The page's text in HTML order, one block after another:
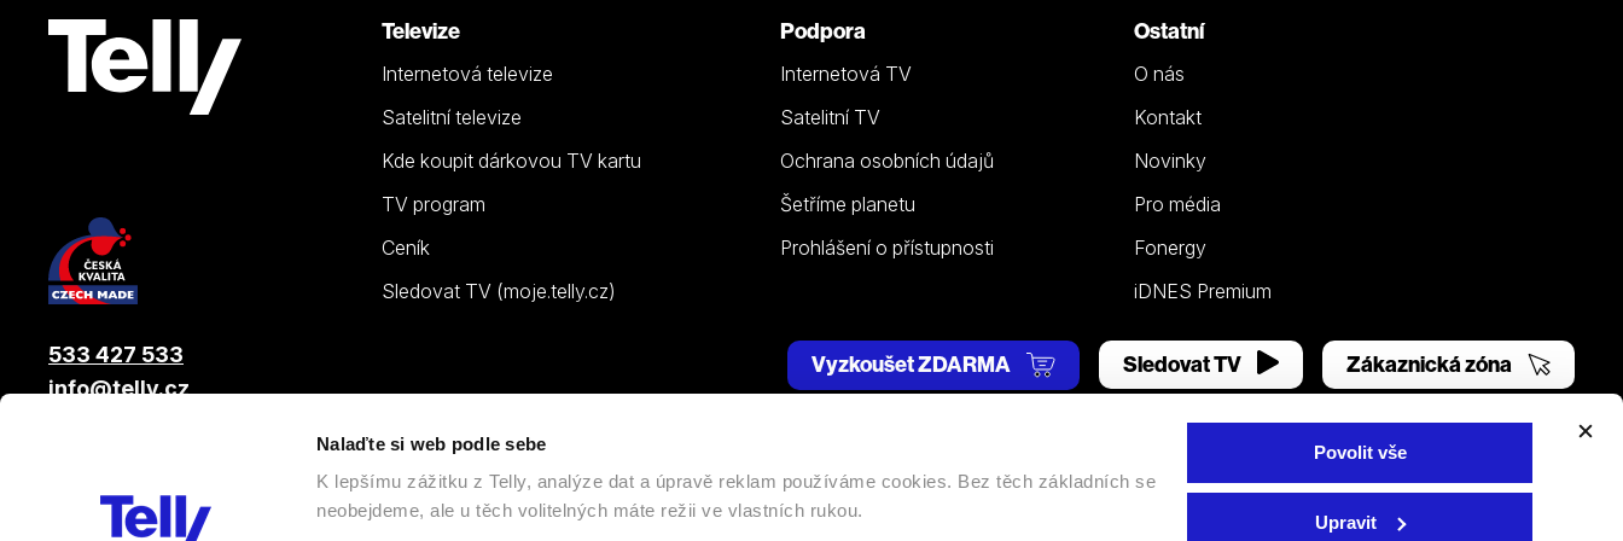
Nalaďte si web podle sebe
K lepšímu zážitku z Telly, analýze dat a úpravě reklam používáme cookies. Bez těch základních se
neobejdeme, ale u těch volitelných máte režii ve vlastních rukou.
Povolit vše
Upravit
Televize
Internetová televize
Satelitní televize
Kde koupit dárkovou TV kartu
TV program
Ceník
Sledovat TV (moje.telly.cz)
Podpora
Internetová TV
Satelitní TV
Ochrana osobních údajů
Šetříme planetu
Prohlášení o přístupnosti
Ostatní
O nás
Kontakt
Novinky
Pro média
Fonergy
iDNES Premium
533 427 533
info@telly.cz
Vyzkoušet ZDARMA Sledovat TV Zákaznická zóna
, člen skupiny LAMA ENERGY GROUP | Všechna práva vyhrazena. |Nastavení cookies